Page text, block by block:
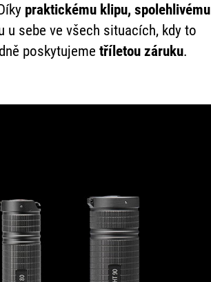
praktickému klipu, spolehlivému
u sebe ve všech situacích, kdy to
poskytujeme tříletou záruku.